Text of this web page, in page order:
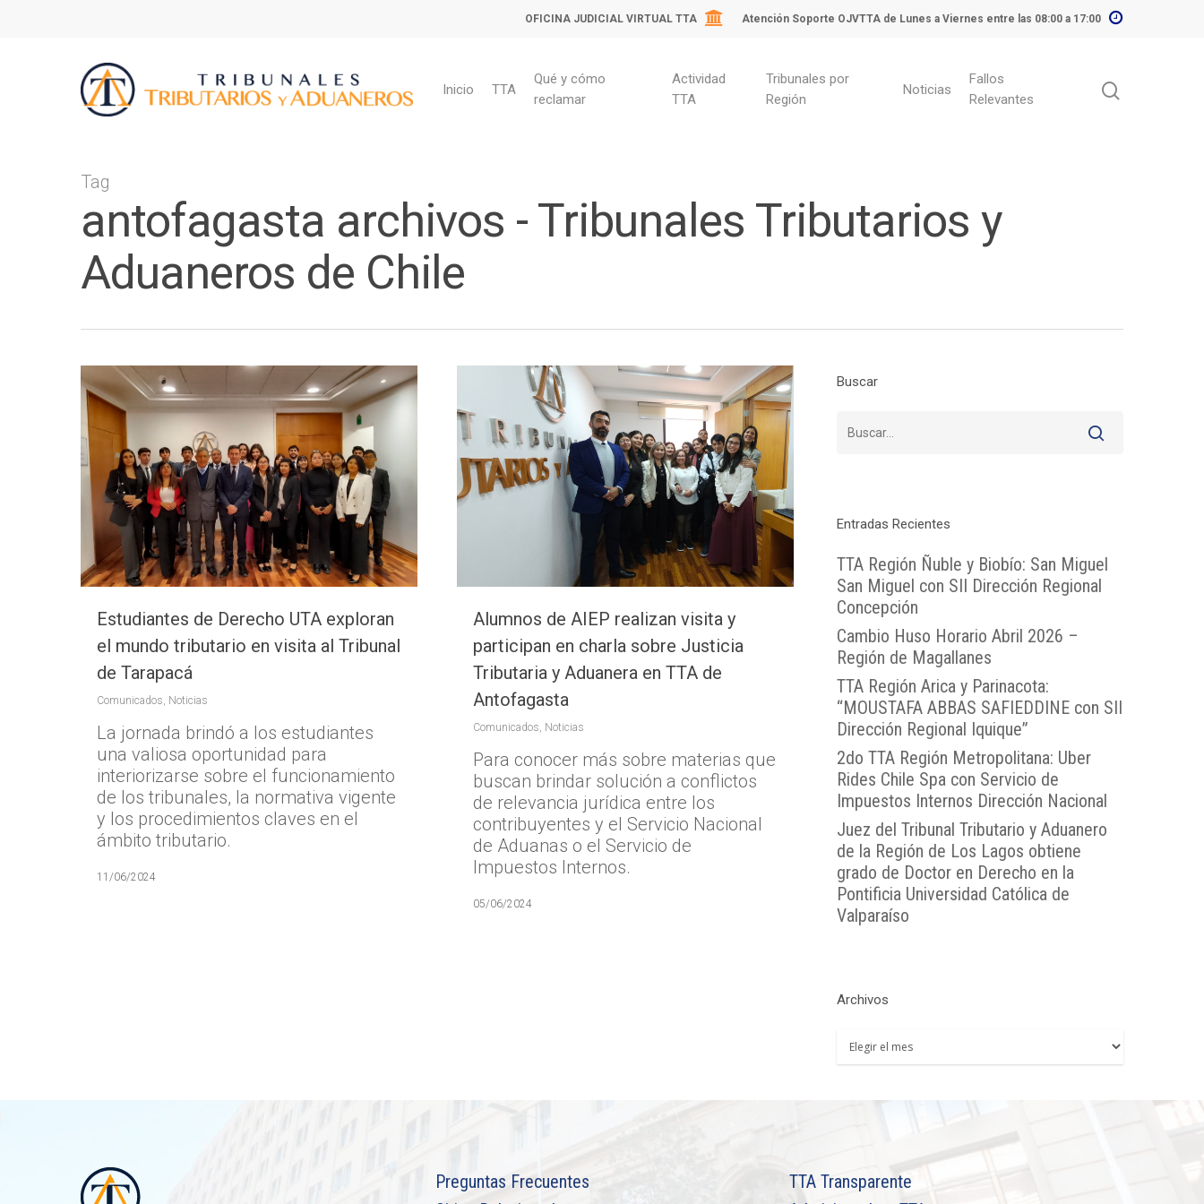
OFICINA JUDICIAL VIRTUAL TTA Atención Soporte OJVTTA de Lunes a Viernes entre las 08:00 a 17:00
Presione ENTER para buscar o ESC para cerrar
Inicio TTA
Qué y cómo
reclamar
Actividad
TTA
Tribunales por
Región
Noticias
Fallos
Relevantes
Tag
antofagasta archivos - Tribunales Tributarios y
Aduaneros de Chile
Estudiantes de Derecho UTA exploran
el mundo tributario en visita al Tribunal
de Tarapacá
Comunicados, Noticias
La jornada brindó a los estudiantes
una valiosa oportunidad para
interiorizarse sobre el funcionamiento
de los tribunales, la normativa vigente
y los procedimientos claves en el
ámbito tributario.
11/06/2024
Alumnos de AIEP realizan visita y
participan en charla sobre Justicia
Tributaria y Aduanera en TTA de
Antofagasta
Comunicados, Noticias
Para conocer más sobre materias que
buscan brindar solución a conflictos
de relevancia jurídica entre los
contribuyentes y el Servicio Nacional
de Aduanas o el Servicio de
Impuestos Internos.
05/06/2024
Buscar
Entradas Recientes
TTA Región Ñuble y Biobío: San Miguel
San Miguel con SII Dirección Regional
Concepción
Cambio Huso Horario Abril 2026 –
Región de Magallanes
TTA Región Arica y Parinacota:
“MOUSTAFA ABBAS SAFIEDDINE con SII
Dirección Regional Iquique”
2do TTA Región Metropolitana: Uber
Rides Chile Spa con Servicio de
Impuestos Internos Dirección Nacional
Juez del Tribunal Tributario y Aduanero
de la Región de Los Lagos obtiene
grado de Doctor en Derecho en la
Pontificia Universidad Católica de
Valparaíso
Archivos
Archivos
Preguntas Frecuentes
TTA Transparente